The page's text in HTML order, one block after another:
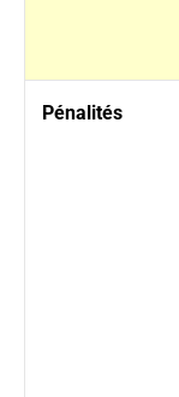
Pénalités